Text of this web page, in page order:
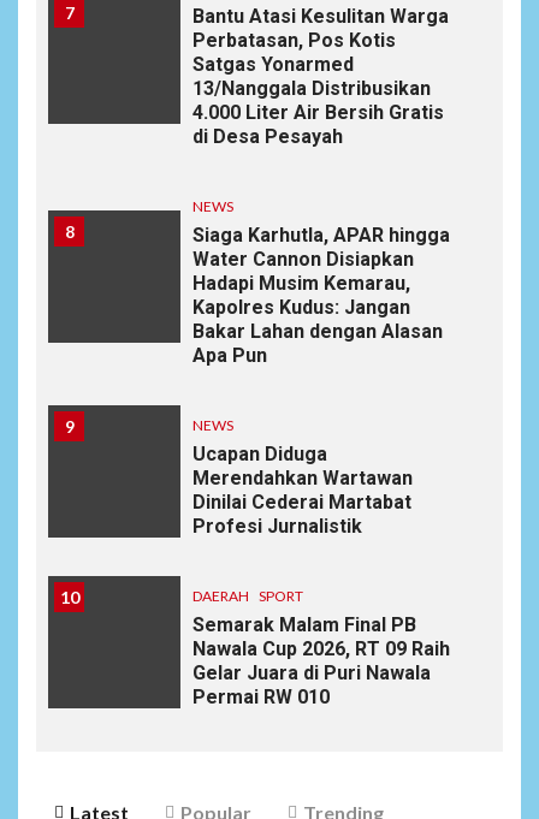
7
Bantu Atasi Kesulitan Warga
Perbatasan, Pos Kotis
Satgas Yonarmed
13/Nanggala Distribusikan
4.000 Liter Air Bersih Gratis
di Desa Pesayah
8
NEWS
Siaga Karhutla, APAR hingga
Water Cannon Disiapkan
Hadapi Musim Kemarau,
Kapolres Kudus: Jangan
Bakar Lahan dengan Alasan
Apa Pun
9 NEWS
Ucapan Diduga
Merendahkan Wartawan
Dinilai Cederai Martabat
Profesi Jurnalistik
10 DAERAH SPORT
Semarak Malam Final PB
Nawala Cup 2026, RT 09 Raih
Gelar Juara di Puri Nawala
Permai RW 010
Latest Popular Trending